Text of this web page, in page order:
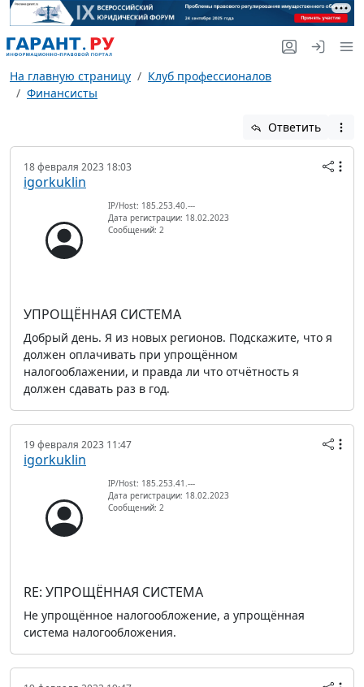
На главную страницу
Клуб профессионалов
Финансисты
Ответить
18 февраля 2023 18:03
igorkuklin
IP/Host: 185.253.40.---
Дата регистрации: 18.02.2023
Сообщений: 2
УПРОЩЁННАЯ СИСТЕМА
Добрый день. Я из новых регионов. Подскажите, что я
должен оплачивать при упрощённом
налогооблажении, и правда ли что отчётность я
должен сдавать раз в год.
19 февраля 2023 11:47
igorkuklin
IP/Host: 185.253.41.---
Дата регистрации: 18.02.2023
Сообщений: 2
RE: УПРОЩЁННАЯ СИСТЕМА
Не упрощённое налогообложение, а упрощённая
система налогообложения.